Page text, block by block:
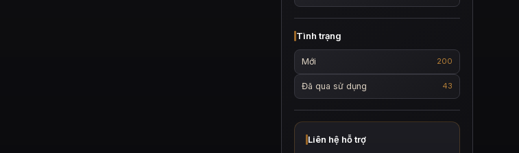
Tình trạng
Mới 200
Đã qua sử dụng 43
Liên hệ hỗ trợ